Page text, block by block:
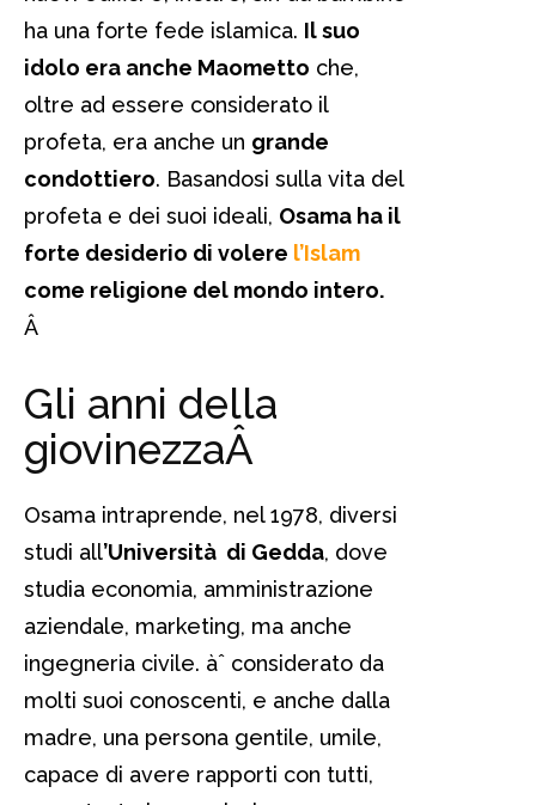
ha una forte fede islamica. Il suo
idolo era anche Maometto che,
oltre ad essere considerato il
profeta, era anche un grande
condottiero. Basandosi sulla vita del
profeta e dei suoi ideali, Osama ha il
forte desiderio di volere l’Islam
come religione del mondo intero.
Â
Gli anni della
giovinezzaÂ
Osama intraprende, nel 1978, diversi
studi all’Università di Gedda, dove
studia economia, amministrazione
aziendale, marketing, ma anche
ingegneria civile. àˆ considerato da
molti suoi conoscenti, e anche dalla
madre, una persona gentile, umile,
capace di avere rapporti con tutti,